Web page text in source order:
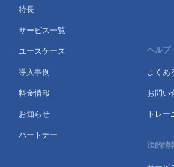
特長
サービス一覧
ユースケース
導入事例
料金情報
お知らせ
パートナー
ヘルプ
よくあ
お問い
トレー
法的情